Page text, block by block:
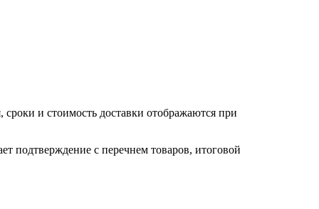
и стоимость доставки отображаются при
подтверждение с перечнем товаров, итоговой